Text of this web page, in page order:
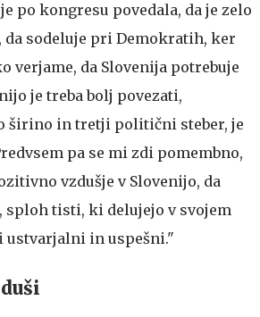
je po kongresu povedala, da je zelo
da sodeluje pri Demokratih, ker
verjame, da Slovenija potrebuje
je treba bolj povezati,
širino in tretji politični steber, je
pa se mi zdi pomembno,
vzdušje v Slovenijo, da
sploh tisti, ki delujejo v svojem
in uspešni."